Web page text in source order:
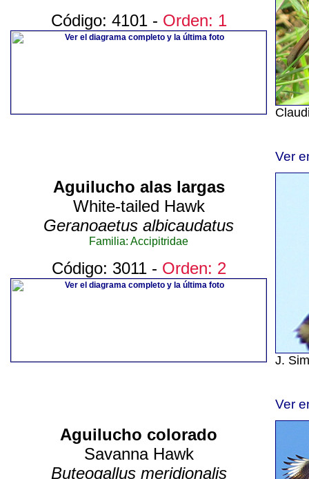
Código: 4101 - Orden: 1
Ver
Aguilucho alas largas
White-tailed Hawk
Geranoaetus albicaudatus
Familia: Accipitridae
Código: 3011 - Orden: 2
J.
Ver
Aguilucho colorado
Savanna Hawk
Buteogallus meridionalis